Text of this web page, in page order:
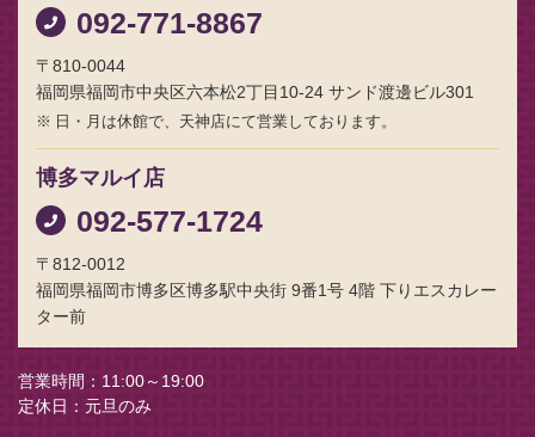
092-771-8867
〒810-0044
福岡県福岡市中央区六本松2丁目10-24 サンド渡邊ビル301
日・月は休館で、天神店にて営業しております。
博多マルイ店
092-577-1724
〒812-0012
福岡県福岡市博多区博多駅中央街 9番1号 4階 下りエスカレー
ター前
営業時間
11:00～19:00
定休日
元旦のみ